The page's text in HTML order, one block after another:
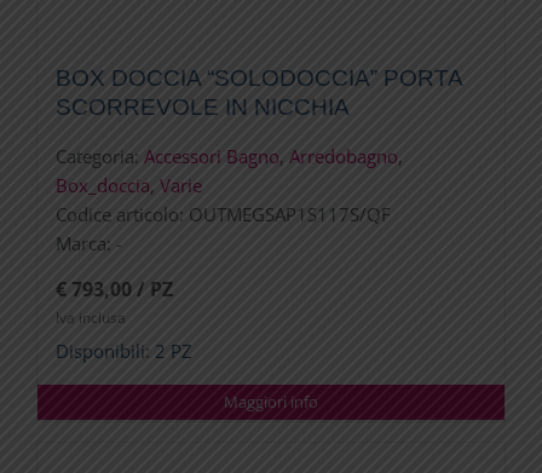
BOX DOCCIA “SOLODOCCIA” PORTA
SCORREVOLE IN NICCHIA
Categoria: Accessori Bagno, Arredobagno,
Box_doccia, Varie
Codice articolo: OUTMEGSAP1S117S/QF
Marca: -
€ 793,00 / PZ
Iva inclusa
Disponibili: 2 PZ
Maggiori info